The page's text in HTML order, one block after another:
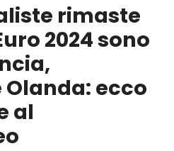
rimaste
2024 sono
ecco
al